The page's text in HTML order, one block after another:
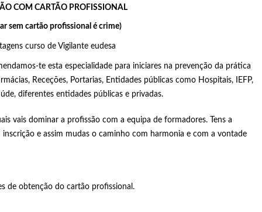
COM CARTÃO PROFISSIONAL
sem cartão profissional é crime)
te esta especialidade para iniciares na prevenção da prática
Receções, Portarias, Entidades públicas como Hospitais, IEFP,
diferentes entidades públicas e privadas.
vais dominar a profissão com a equipa de formadores. Tens a
e assim mudas o caminho com harmonia e com a vontade
de obtenção do cartão profissional.